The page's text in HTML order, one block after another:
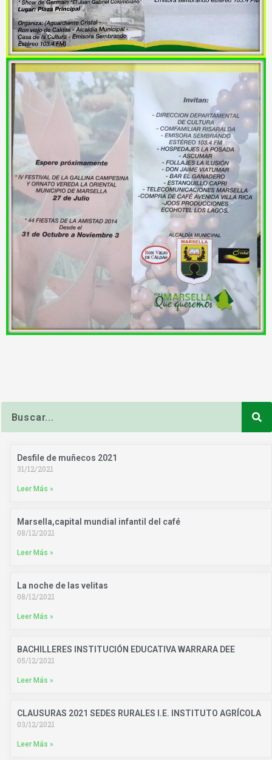
Desfile de muñecos 2021
31/12/2021
Leer Más »
Marsella,capital mundial infantil del café
08/12/2021
Leer Más »
La noche de las velitas
08/12/2021
Leer Más »
BACHILLERES INSTITUCIÓN EDUCATIVA WARRARA DEE
05/12/2021
Leer Más »
CLAUSURAS 2021 SEDES RURALES I.E. INSTITUTO AGRÍCOLA
03/12/2021
Leer Más »